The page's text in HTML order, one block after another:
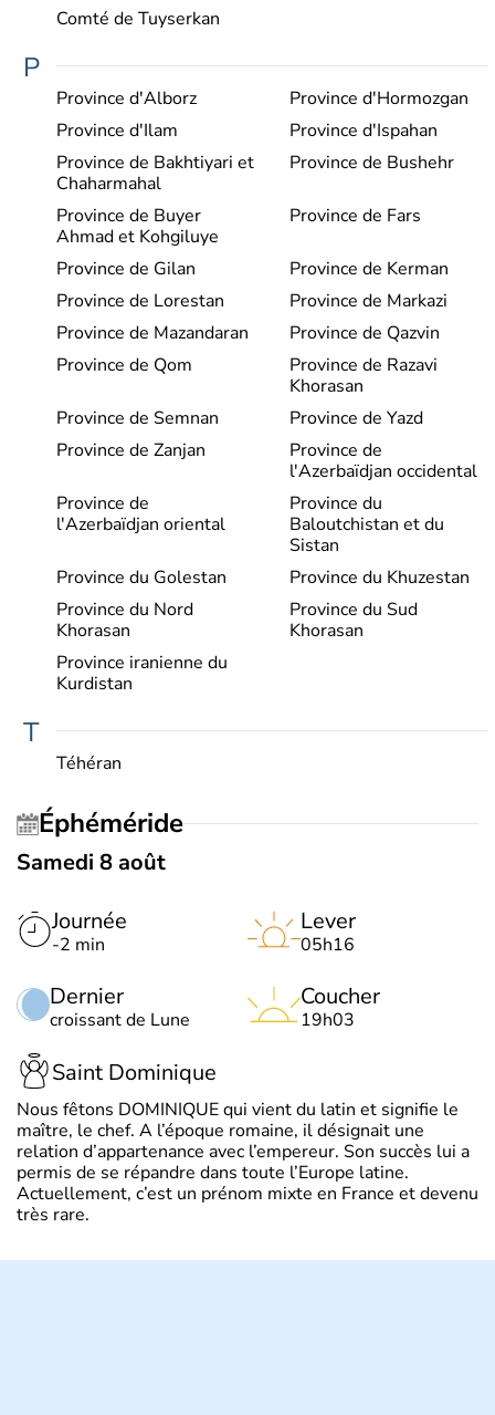
Comté de Tuyserkan
P
Province d'Alborz
Province d'Hormozgan
Province d'Ilam
Province d'Ispahan
Province de Bakhtiyari et
Chaharmahal
Province de Bushehr
Province de Buyer
Ahmad et Kohgiluye
Province de Fars
Province de Gilan
Province de Kerman
Province de Lorestan
Province de Markazi
Province de Mazandaran
Province de Qazvin
Province de Qom
Province de Razavi
Khorasan
Province de Semnan
Province de Yazd
Province de Zanjan
Province de
l'Azerbaïdjan occidental
Province de
l'Azerbaïdjan oriental
Province du
Baloutchistan et du
Sistan
Province du Golestan
Province du Khuzestan
Province du Nord
Khorasan
Province du Sud
Khorasan
Province iranienne du
Kurdistan
T
Téhéran
Éphéméride
Samedi 8 août
Journée
-2 min
Dernier
croissant de Lune
Lever
05h16
Coucher
19h03
Saint Dominique
Nous fêtons DOMINIQUE qui vient du latin et signifie le
maître, le chef. A l’époque romaine, il désignait une
relation d’appartenance avec l’empereur. Son succès lui a
permis de se répandre dans toute l’Europe latine.
Actuellement, c’est un prénom mixte en France et devenu
très rare.